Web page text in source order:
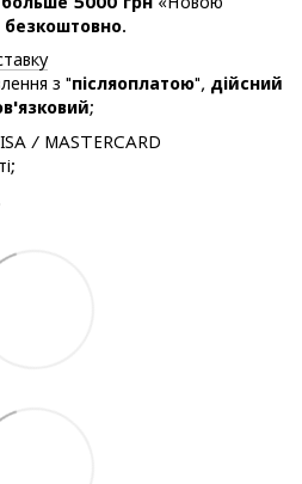
безкоштовно.
з "післяоплатою", дійсний
;
/ MASTERCARD